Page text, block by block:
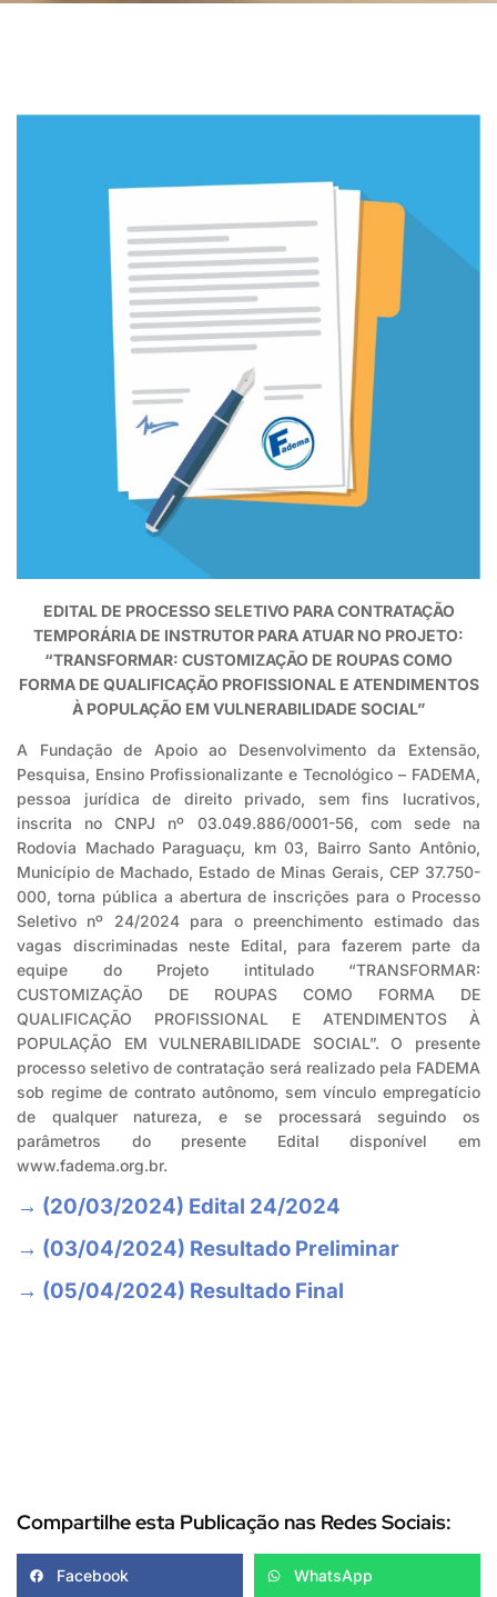
EDITAL DE PROCESSO SELETIVO PARA CONTRATAÇÃO
TEMPORÁRIA DE INSTRUTOR PARA ATUAR NO PROJETO:
“TRANSFORMAR: CUSTOMIZAÇÃO DE ROUPAS COMO
FORMA DE QUALIFICAÇÃO PROFISSIONAL E ATENDIMENTOS
À POPULAÇÃO EM VULNERABILIDADE SOCIAL”
A Fundação de Apoio ao Desenvolvimento da Extensão,
Pesquisa, Ensino Profissionalizante e Tecnológico – FADEMA,
pessoa jurídica de direito privado, sem fins lucrativos,
inscrita no CNPJ nº 03.049.886/0001-56, com sede na
Rodovia Machado Paraguaçu, km 03, Bairro Santo Antônio,
Município de Machado, Estado de Minas Gerais, CEP 37.750-
000, torna pública a abertura de inscrições para o Processo
Seletivo nº 24/2024 para o preenchimento estimado das
vagas discriminadas neste Edital, para fazerem parte da
equipe do Projeto intitulado “TRANSFORMAR:
CUSTOMIZAÇÃO DE ROUPAS COMO FORMA DE
QUALIFICAÇÃO PROFISSIONAL E ATENDIMENTOS À
POPULAÇÃO EM VULNERABILIDADE SOCIAL”. O presente
processo seletivo de contratação será realizado pela FADEMA
sob regime de contrato autônomo, sem vínculo empregatício
de qualquer natureza, e se processará seguindo os
parâmetros do presente Edital disponível em
www.fadema.org.br.
→ (20/03/2024) Edital 24/2024
→ (03/04/2024) Resultado Preliminar
→ (05/04/2024) Resultado Final
Compartilhe esta Publicação nas Redes Sociais:
Facebook WhatsApp